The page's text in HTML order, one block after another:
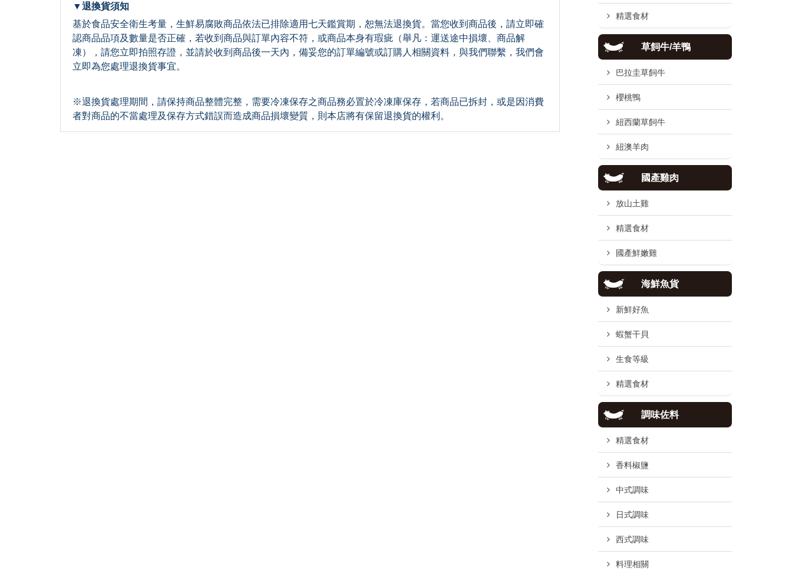
▼退換貨須知
基於食品安全衛生考量，生鮮易腐敗商品依法已排除適用七天鑑賞期，恕無法退換貨。當您收到商品後，請立即確
認商品品項及數量是否正確，若收到商品與訂單內容不符，或商品本身有瑕疵（舉凡：運送途中損壞、商品解
凍），請您立即拍照存證，並請於收到商品後一天內，備妥您的訂單編號或訂購人相關資料，與我們聯繫，我們會
立即為您處理退換貨事宜。
※退換貨處理期間，請保持商品整體完整，需要冷凍保存之商品務必置於冷凍庫保存，若商品已拆封，或是因消費
者對商品的不當處理及保存方式錯誤而造成商品損壞變質，則本店將有保留退換貨的權利。
精選食材
草飼牛/羊鴨
巴拉圭草飼牛
櫻桃鴨
紐西蘭草飼牛
紐澳羊肉
國產雞肉
放山土雞
精選食材
國產鮮嫩雞
海鮮魚貨
新鮮好魚
蝦蟹干貝
生食等級
精選食材
調味佐料
精選食材
香料椒鹽
中式調味
日式調味
西式調味
料理相關